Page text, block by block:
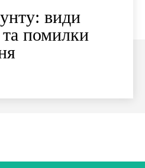
види
помилки